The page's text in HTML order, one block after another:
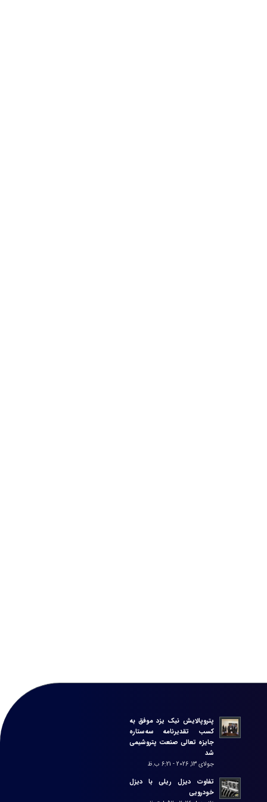
پتروپالایش نیک یزد موفق به
کسب تقدیرنامه سه‌ستاره
جایزه تعالی صنعت پتروشیمی
شد
جولای 13, 2026 - 6:21 ب.ظ
تفاوت دیزل ریلی با دیزل
خودرویی